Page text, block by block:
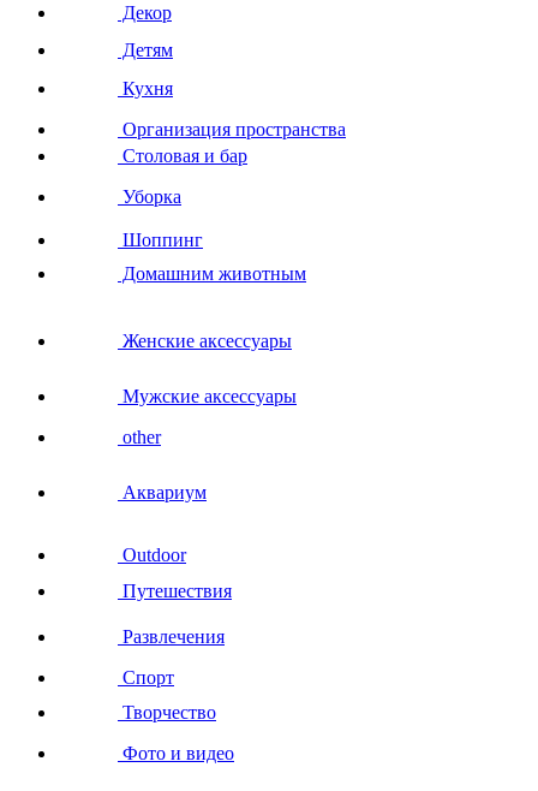
Декор
Детям
Кухня
Организация пространства
Столовая и бар
Уборка
Шоппинг
Домашним животным
Женские аксессуары
Мужские аксессуары
other
Аквариум
Outdoor
Путешествия
Развлечения
Спорт
Творчество
Фото и видео